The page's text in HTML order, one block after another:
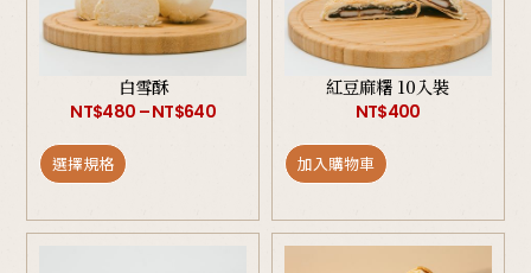
白雪酥
NT$480 –NT$640
選擇規格
紅豆麻糬 10入裝
NT$400
加入購物車